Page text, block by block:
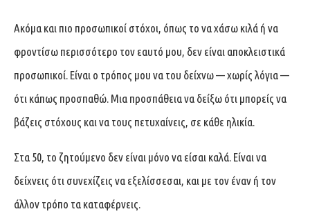
Ακόμα και πιο προσωπικοί στόχοι, όπως το να χάσω κιλά ή να
φροντίσω περισσότερο τον εαυτό μου, δεν είναι αποκλειστικά
προσωπικοί. Είναι ο τρόπος μου να του δείχνω — χωρίς λόγια —
ότι κάπως προσπαθώ. Μια προσπάθεια να δείξω ότι μπορείς να
βάζεις στόχους και να τους πετυχαίνεις, σε κάθε ηλικία.
Στα 50, το ζητούμενο δεν είναι μόνο να είσαι καλά. Είναι να
δείχνεις ότι συνεχίζεις να εξελίσσεσαι, και με τον έναν ή τον
άλλον τρόπο τα καταφέρνεις.